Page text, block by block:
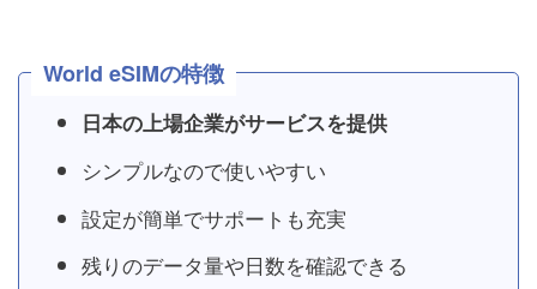
World eSIMの特徴
日本の上場企業がサービスを提供
シンプルなので使いやすい
設定が簡単でサポートも充実
残りのデータ量や日数を確認できる